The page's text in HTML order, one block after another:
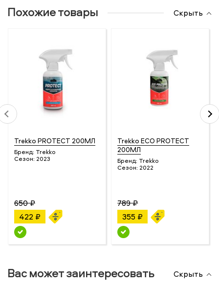
Похожие товары Скрыть
Trekko PROTECT 200МЛ
Бренд: Trekko
Сезон: 2023
650 ₽
422 ₽
Trekko ECO PROTECT
200МЛ
Бренд: Trekko
Сезон: 2022
789 ₽
355 ₽
Вас может заинтересовать Скрыть